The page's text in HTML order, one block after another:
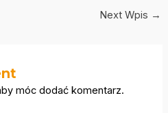
Next Wpis →
móc dodać komentarz.